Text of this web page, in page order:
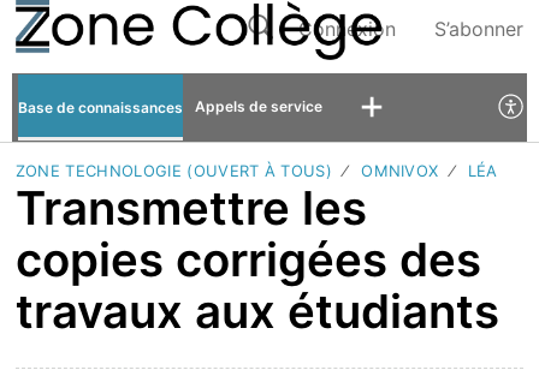
Connexion S’abonner
Base de connaissances Appels de service
ZONE TECHNOLOGIE (OUVERT À TOUS) OMNIVOX LÉA
Transmettre les
copies corrigées des
travaux aux étudiants